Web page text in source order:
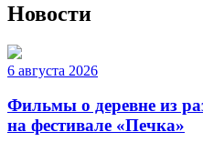
Новости
6 августа 2026
Фильмы о деревне из
на фестивале «Печка»